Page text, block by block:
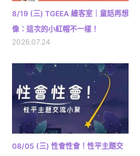
8/19 (三) TGEEA 繪客室｜童話再想
像：這次的小紅帽不一樣！
2026.07.24
08/05 (三) 性會性會！性平主題交